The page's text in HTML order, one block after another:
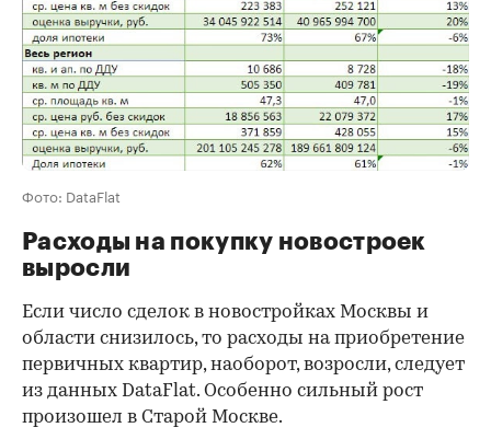
Фото: DataFlat
Расходы на покупку новостроек
выросли
Если число сделок в новостройках Москвы и
области снизилось, то расходы на приобретение
первичных квартир, наоборот, возросли, следует
из данных DataFlat. Особенно сильный рост
произошел в Старой Москве.